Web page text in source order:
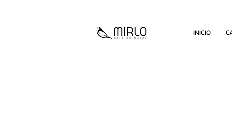
INICIO